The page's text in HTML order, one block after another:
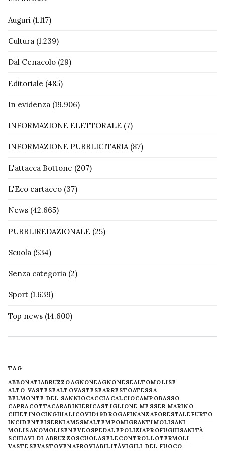
Auguri (1.117)
Cultura (1.239)
Dal Cenacolo (29)
Editoriale (485)
In evidenza (19.906)
INFORMAZIONE ELETTORALE (7)
INFORMAZIONE PUBBLICITARIA(87)
L'attacca Bottone (207)
L'Eco cartaceo (37)
News (42.665)
PUBBLIREDAZIONALE (25)
Scuola (534)
Senza categoria (2)
Sport (1.639)
Top news (14.600)
TAG
ABBONATIABRUZZOAGNONEAGNONESEALTOMOLISE
ALTO VASTESEALTOVASTESEARRESTOATESSA
BELMONTE DEL SANNIOCACCIACALCIOCAMPOBASSO
CAPRACOTTACARABINIERICASTIGLIONE MESSER MARINO
CHIETINOCINGHIALICOVID19DROGAFINANZAFORESTALE FURTO
INCIDENTEISERNIAM5SMALTEMPOMIGRANTIMOLISANI
MOLISANOMOLISENEVE OSPEDALEPOLIZIAPROFUGHISANITÀ
SCHIAVI DI ABRUZZOSCUOLASELECONTROLLOTERMOLI
VASTESEVASTOVENAFROVIABILITÀVIGILI DEL FUOCO